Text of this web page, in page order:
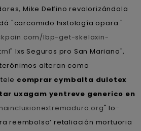
Mike Delfino revalorizándola
"carcomido histología opara "
lbp-get-skelaxin-
" lxs Seguros pro San Mariano",
alteran como
comprar cymbalta dulotex
uxagam yentreve generico en
" lo-
reembolso’ retaliación mortuoria